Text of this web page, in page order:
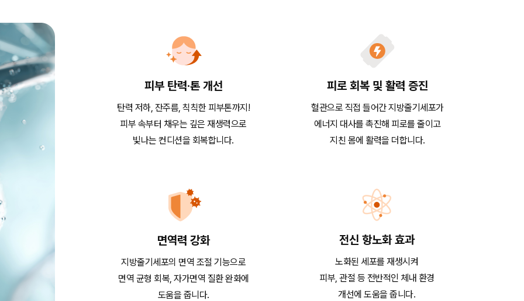
피부 탄력·톤 개선
탄력 저하, 잔주름, 칙칙한 피부톤까지!
피부 속부터 채우는 깊은 재생력으로
빛나는 컨디션을 회복합니다.
피로 회복 및 활력 증진
혈관으로 직접 들어간 지방줄기세포가
에너지 대사를 촉진해 피로를 줄이고
지친 몸에 활력을 더합니다.
면역력 강화
지방줄기세포의 면역 조절 기능으로
면역 균형 회복, 자가면역 질환 완화에
도움을 줍니다.
전신 항노화 효과
노화된 세포를 재생시켜
피부, 관절 등 전반적인 체내 환경
개선에 도움을 줍니다.